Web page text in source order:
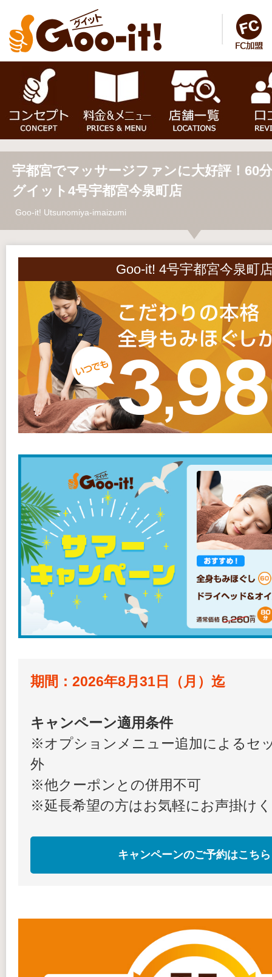
宇都宮でマッサージファンに大好評！60
グイット4号宇都宮今泉町店
Goo-it! Utsunomiya-imaizumi
Goo-it! 4号宇都宮今泉町
期間：2026年8月31日（月）迄
キャンペーン適用条件
※オプションメニュー追加によるセ
外
※他クーポンとの併用不可
※延長希望の方はお気軽にお声掛け
キャンペーンのご予約はこちら